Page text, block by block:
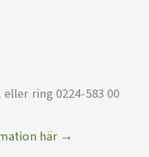
ring 0224-583 00
här →